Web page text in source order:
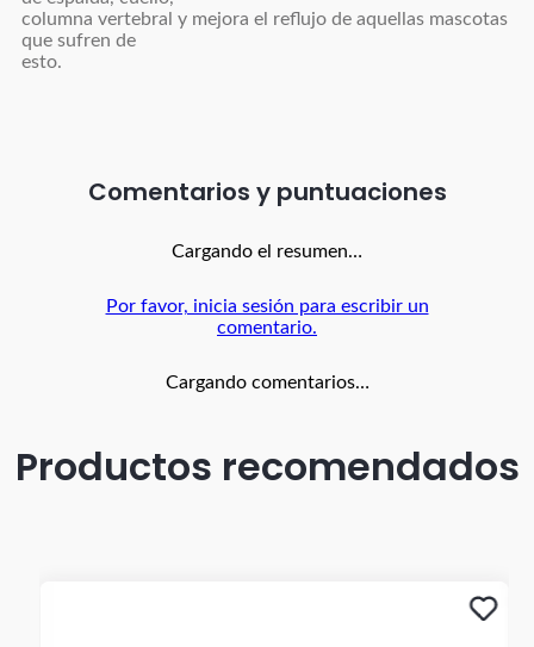
columna vertebral y mejora el reflujo de aquellas mascotas
que sufren de
esto.
Comentarios
Cargando el resumen…
Por favor, inicia sesión para escribir un
comentario.
Cargando comentarios…
Productos recomendados